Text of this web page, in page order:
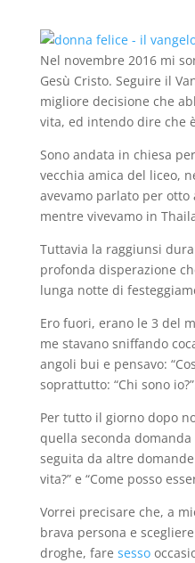
Nel novembre 2016 mi
Gesù Cristo. Seguire il
migliore decisione che
vita, ed intendo dire che
Sono andata in chiesa
vecchia amica del liceo,
avevamo parlato per
mentre vivevamo in
Tuttavia la raggiunsi
profonda disperazione
lunga notte di
Ero fuori, erano le 3 del
me stavano sniffando
angoli bui e pensavo:
soprattutto: “Chi sono
Per tutto il giorno dopo
quella seconda
seguita da altre
vita?” e “Come posso
Vorrei precisare che, a
brava persona e
droghe, fare sesso